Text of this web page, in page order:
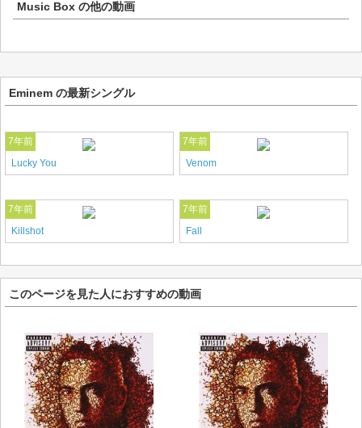
Music Box の他の動画
Eminem の最新シングル
7年前
Lucky You
7年前
Venom
7年前
Killshot
7年前
Fall
このページを見た人におすすめの動画